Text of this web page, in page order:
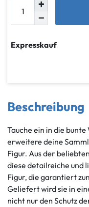
Expresskauf
Beschreibung
Tauche ein in die
erweitere deine
Figur. Aus der
diese detailreiche und
Figur, die garantiert
Geliefert wird sie in
nicht nur den Schutz